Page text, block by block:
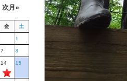
次月»
金 土
1
7 8
14 15